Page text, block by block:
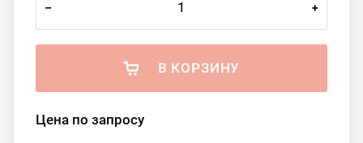
– +
В КОРЗИНУ
Цена по запросу